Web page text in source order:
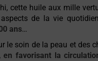
cette huile aux mille
de la vie
ans…
le soin de la peau et des
en favorisant la